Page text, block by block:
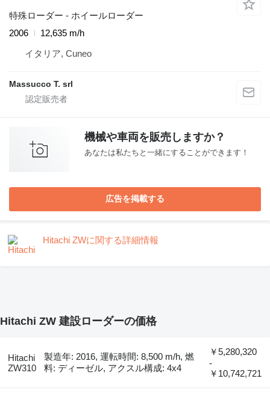
特殊ローダー - ホイールローダー
2006
12,635 m/h
イタリア, Cuneo
Massucco T. srl
機械や車両を販売しますか？
あなたは私たちと一緒にすることができます！
広告を掲載する
Hitachi ZWに関する詳細情報
Hitachi ZW 建設ローダーの価格
Hitachi
ZW310
製造年: 2016, 運転時間: 8,500 m/h, 燃
料: ディーゼル, アクスル構成: 4x4
￥5,280,320
-
￥10,742,721